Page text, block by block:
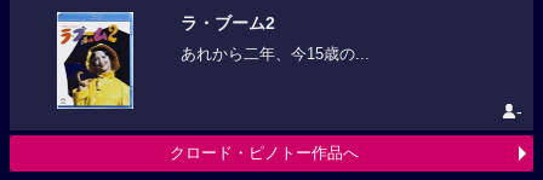
ラ・ブーム2
あれから二年、今15歳の...
-
クロード・ピノトー作品へ